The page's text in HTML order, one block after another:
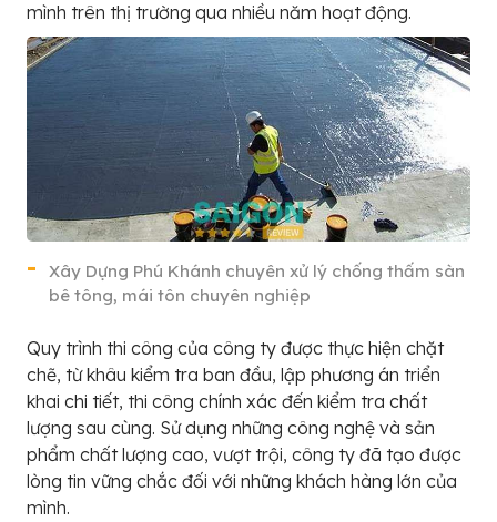
mình trên thị trường qua nhiều năm hoạt động.
Xây Dựng Phú Khánh chuyên xử lý chống thấm sàn
bê tông, mái tôn chuyên nghiệp
Quy trình thi công của công ty được thực hiện chặt
chẽ, từ khâu kiểm tra ban đầu, lập phương án triển
khai chi tiết, thi công chính xác đến kiểm tra chất
lượng sau cùng. Sử dụng những công nghệ và sản
phẩm chất lượng cao, vượt trội, công ty đã tạo được
lòng tin vững chắc đối với những khách hàng lớn của
mình.